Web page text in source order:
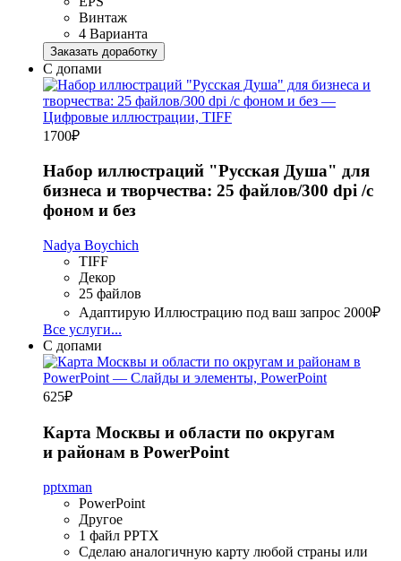
Винтаж
4 Варианта
Заказать доработку
С допами
1700₽
Набор иллюстраций "Русская Душа" для
бизнеса и творчества: 25 файлов/300 dpi /с
фоном и без
Nadya Boychich
TIFF
Декор
25 файлов
Адаптирую Иллюстрацию под ваш запрос 2000₽
Все услуги...
С допами
625₽
Карта Москвы и области по округам
и районам в PowerPoint
pptxman
PowerPoint
Другое
1 файл PPTX
Сделаю аналогичную карту любой страны или